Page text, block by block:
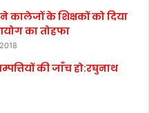
कालेजों के शिक्षकों को दिया
का तोहफा
की जाँच हो:रघुनाथ